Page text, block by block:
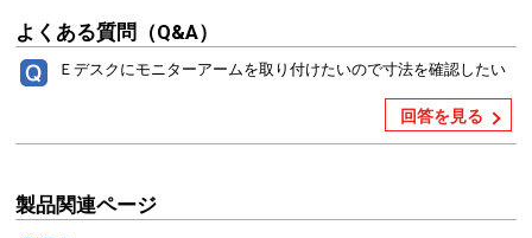
よくある質問（Q&A）
Ｅデスクにモニターアームを取り付けたいので寸法を確認したい
回答を見る
製品関連ページ